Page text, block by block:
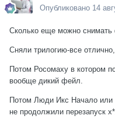
Опубликовано 14
Сколько еще можно
Сняли трилогию-все
Потом Росомаху в котором
вообще дикий фейл.
Потом Люди Икс Начало или
не продолжили перезапуск